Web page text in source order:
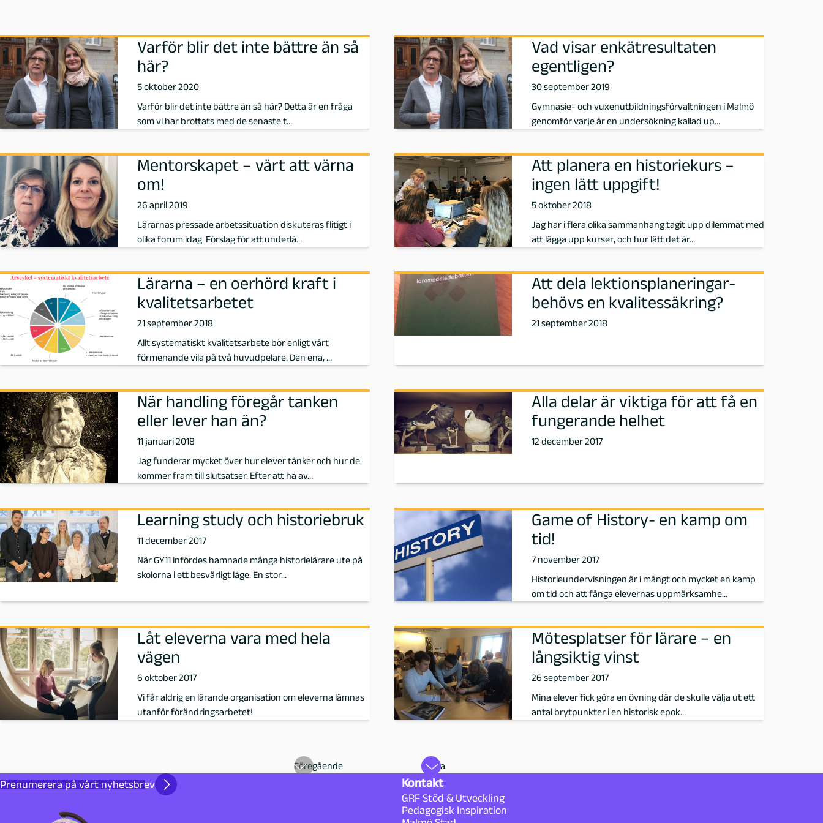
r
i
k
s
o
n
a
r
e
a
,
ö
r
f
t
t
a
p
Varför blir det inte bättre än så
här?
5 oktober 2020
Varför blir det inte bättre än så här? Detta är en fråga
som vi har brottats med de senaste t…
Vad visar enkätresultaten
egentligen?
30 september 2019
Gymnasie- och vuxenutbildningsförvaltningen i Malmö
genomför varje år en undersökning kallad up…
Mentorskapet – värt att värna
om!
26 april 2019
Lärarnas pressade arbetssituation diskuteras flitigt i
olika forum idag. Förslag för att underlä…
Att planera en historiekurs –
ingen lätt uppgift!
5 oktober 2018
Jag har i flera olika sammanhang tagit upp dilemmat med
att lägga upp kurser, och hur lätt det är…
Lärarna – en oerhörd kraft i
kvalitetsarbetet
21 september 2018
Allt systematiskt kvalitetsarbete bör enligt vårt
förmenande vila på två huvudpelare. Den ena, …
Att dela lektionsplaneringar-
behövs en kvalitessäkring?
21 september 2018
När handling föregår tanken
eller lever han än?
11 januari 2018
Jag funderar mycket över hur elever tänker och hur de
kommer fram till slutsatser. Efter att ha av…
Alla delar är viktiga för att få en
fungerande helhet
12 december 2017
Learning study och historiebruk
11 december 2017
När GY11 infördes hamnade många historielärare ute på
skolorna i ett besvärligt läge. En stor…
Game of History- en kamp om
tid!
7 november 2017
Historieundervisningen är i mångt och mycket en kamp
om tid och att fånga elevernas uppmärksamhe…
Låt eleverna vara med hela
vägen
6 oktober 2017
Vi får aldrig en lärande organisation om eleverna lämnas
utanför förändringsarbetet!
Mötesplatser för lärare – en
långsiktig vinst
26 september 2017
Mina elever fick göra en övning där de skulle välja ut ett
antal brytpunkter i en historisk epok…
Föregående Nästa
Prenumerera på vårt nyhetsbrev Kontakt
GRF Stöd & Utveckling
Pedagogisk Inspiration